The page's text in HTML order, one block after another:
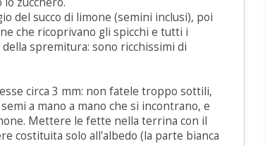
del succo di limone (semini inclusi), poi
che ricoprivano gli spicchi e tutti i
spremitura: sono ricchissimi di
circa 3 mm: non fatele troppo sottili,
a mano a mano che si incontrano, e
Mettere le fette nella terrina con il
costituita solo all'albedo (la parte bianca